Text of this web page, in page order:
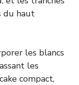
du haut
les blancs
les
compact,